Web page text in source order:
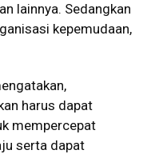
lainnya. Sedangkan
kepemudaan,
harus dapat
mempercepat
serta dapat